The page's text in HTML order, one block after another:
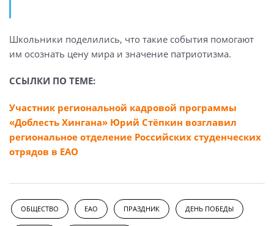
Школьники поделились, что такие события помогают
им осознать цену мира и значение патриотизма.
ССЫЛКИ ПО ТЕМЕ:
Участник региональной кадровой программы
«Доблесть Хингана» Юрий Стёпкин возглавил
региональное отделение Российских студенческих
отрядов в ЕАО
ОБЩЕСТВО ЕАО ПРАЗДНИК ДЕНЬ ПОБЕДЫ